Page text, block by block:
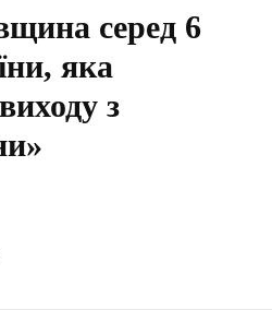
серед 6
яка
з